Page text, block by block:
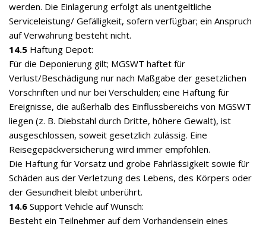
werden. Die Einlagerung erfolgt als unentgeltliche
Serviceleistung/ Gefälligkeit, sofern verfügbar; ein Anspruch
auf Verwahrung besteht nicht.
14.5 Haftung Depot:
Für die Deponierung gilt; MGSWT haftet für
Verlust/Beschädigung nur nach Maßgabe der gesetzlichen
Vorschriften und nur bei Verschulden; eine Haftung für
Ereignisse, die außerhalb des Einflussbereichs von MGSWT
liegen (z. B. Diebstahl durch Dritte, höhere Gewalt), ist
ausgeschlossen, soweit gesetzlich zulässig. Eine
Reisegepäckversicherung wird immer empfohlen.
Die Haftung für Vorsatz und grobe Fahrlässigkeit sowie für
Schäden aus der Verletzung des Lebens, des Körpers oder
der Gesundheit bleibt unberührt.
14.6 Support Vehicle auf Wunsch:
Besteht ein Teilnehmer auf dem Vorhandensein eines